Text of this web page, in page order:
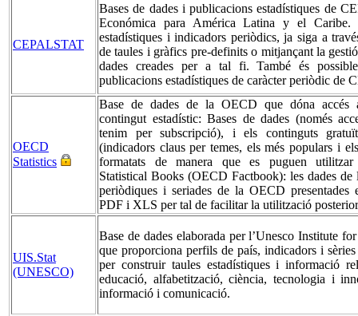
CEPALSTAT
Bases de dades i publicacions estadístiques de
Económica para América Latina y el Caribe.
estadístiques i indicadors periòdics, ja siga a
de taules i gràfics pre-definits o mitjançant la
dades creades per a tal fi. També és
publicacions estadístiques de caràcter periòdic de
OECD
Statistics
Base de dades de la OECD que dóna accés
contingut estadístic: Bases de dades (només
tenim per subscripció), i els continguts
(indicadors claus per temes, els més populars i
formatats de manera que es puguen
Statistical Books (OECD Factbook): les dades de
periòdiques i seriades de la OECD presentades
PDF i XLS per tal de facilitar la utilització posterior
UIS.Stat
(UNESCO)
Base de dades elaborada per l’Unesco Institute
que proporciona perfils de país, indicadors i sèries
per construir taules estadístiques i informació
educació, alfabetització, ciència, tecnologia i
informació i comunicació.